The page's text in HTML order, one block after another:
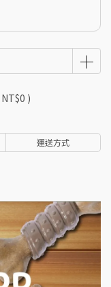
NT$0 )
運送方式